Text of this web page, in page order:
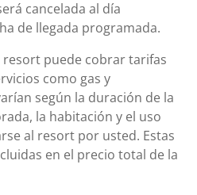
cancelada al día
de llegada programada.
resort puede cobrar tarifas
como gas y
según la duración de la
la habitación y el uso
al resort por usted. Estas
en el precio total de la